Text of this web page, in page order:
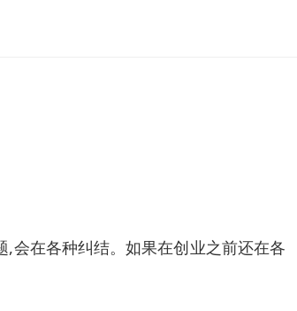
,会在各种纠结。如果在创业之前还在各